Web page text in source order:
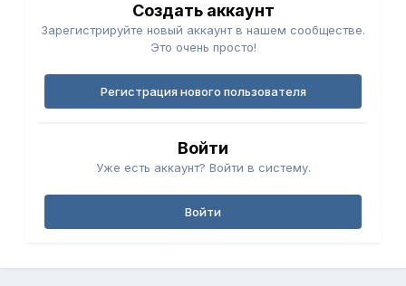
Создать аккаунт
Зарегистрируйте новый аккаунт в нашем сообществе.
Это очень просто!
Регистрация нового пользователя
Войти
Уже есть аккаунт? Войти в систему.
Войти